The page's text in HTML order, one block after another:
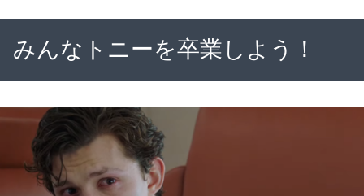
みんなトニーを卒業しよう！